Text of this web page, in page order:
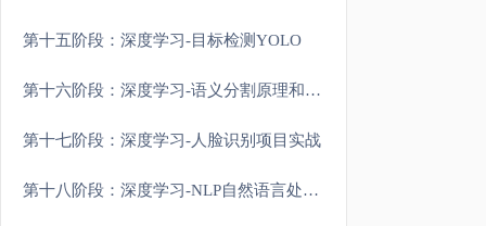
第十五阶段：深度学习-目标检测YOLO
第十六阶段：深度学习-语义分割原理和实战
第十七阶段：深度学习-人脸识别项目实战
第十八阶段：深度学习-NLP自然语言处理原理和进阶